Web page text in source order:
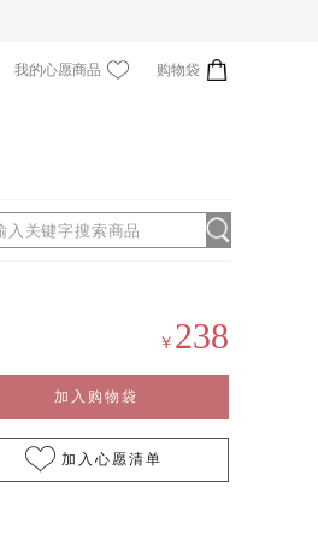
我的心愿商品 购物袋 0
￥ 238
加入购物袋
加入心愿清单